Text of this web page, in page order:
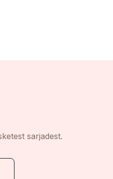
sarjadest.